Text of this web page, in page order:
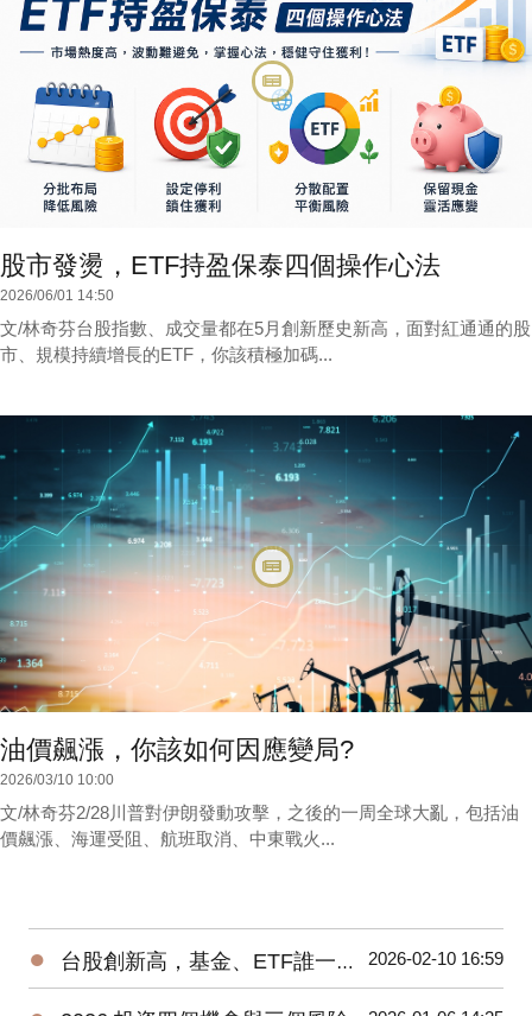
股市發燙，ETF持盈保泰四個操作心法
2026/06/01 14:50
文/林奇芬台股指數、成交量都在5月創新歷史新高，面對紅通通的股
市、規模持續增長的ETF，你該積極加碼...
油價飆漲，你該如何因應變局?
2026/03/10 10:00
文/林奇芬2/28川普對伊朗發動攻擊，之後的一周全球大亂，包括油
價飆漲、海運受阻、航班取消、中東戰火...
● 台股創新高，基金、ETF誰一馬當先 2026-02-10 16:59